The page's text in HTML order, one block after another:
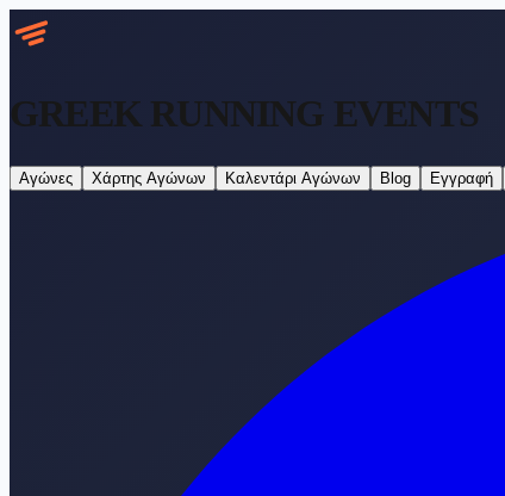
GREEK RUNNING EVENTS
Αγώνες Χάρτης Αγώνων Καλεντάρι Αγώνων Blog Εγγραφή